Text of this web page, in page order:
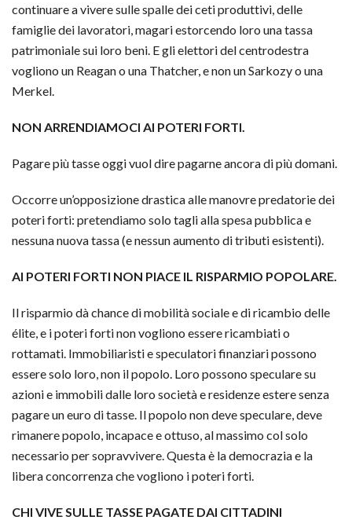
continuare a vivere sulle spalle dei ceti produttivi, delle
famiglie dei lavoratori, magari estorcendo loro una tassa
patrimoniale sui loro beni. E gli elettori del centrodestra
vogliono un Reagan o una Thatcher, e non un Sarkozy o una
Merkel.
NON ARRENDIAMOCI AI POTERI FORTI.
Pagare più tasse oggi vuol dire pagarne ancora di più domani.
Occorre un’opposizione drastica alle manovre predatorie dei
poteri forti: pretendiamo solo tagli alla spesa pubblica e
nessuna nuova tassa (e nessun aumento di tributi esistenti).
AI POTERI FORTI NON PIACE IL RISPARMIO POPOLARE.
Il risparmio dà chance di mobilità sociale e di ricambio delle
élite, e i poteri forti non vogliono essere ricambiati o
rottamati. Immobiliaristi e speculatori finanziari possono
essere solo loro, non il popolo. Loro possono speculare su
azioni e immobili dalle loro società e residenze estere senza
pagare un euro di tasse. Il popolo non deve speculare, deve
rimanere popolo, incapace e ottuso, al massimo col solo
necessario per sopravvivere. Questa è la democrazia e la
libera concorrenza che vogliono i poteri forti.
CHI VIVE SULLE TASSE PAGATE DAI CITTADINI